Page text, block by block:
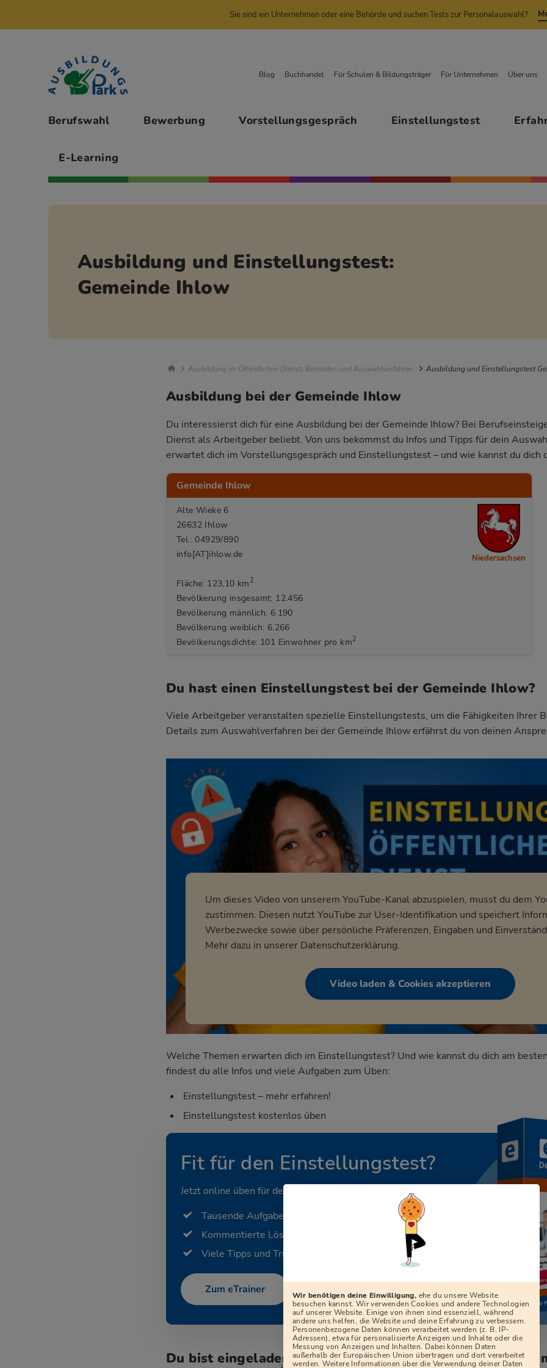
Sie sind ein Unternehmen oder eine Behörde und suchen Tests zur Personalauswahl?
Berufswahl Bewerbung Vorstellungsgespräch Einstellungstest
E-Learning
Blog Buchhandel Für Schulen & Bildungsträger Für Unternehmen Über uns
Ausbildung und Einstellungstest:
Gemeinde Ihlow
Breadcrumb Navigation
Ausbildung im Öffentlichen Dienst: Behörden und Auswahlverfahren Ausbildung und Einstellungstest
Ausbildung bei der Gemeinde Ihlow
Du interessierst dich für eine Ausbildung bei der Gemeinde Ihlow? Bei
Dienst als Arbeitgeber beliebt. Von uns bekommst du Infos und Tipps für dein
erwartet dich im Vorstellungsgespräch und Einstellungstest – und wie kannst du dich
Gemeinde Ihlow
Alte Wieke 6
26632 Ihlow
Tel.: 04929/890
info[AT]ihlow.de
Fläche: 123,10 km 2
Bevölkerung insgesamt: 12.456
Bevölkerung männlich: 6.190
Bevölkerung weiblich: 6.266
Bevölkerungsdichte: 101 Einwohner pro km2
Niedersachsen
Du hast einen Einstellungstest bei der Gemeinde Ihlow?
Viele Arbeitgeber veranstalten spezielle Einstellungstests, um die Fähigkeiten Ihrer
Details zum Auswahlverfahren bei der Gemeinde Ihlowerfährst du von deinen
Um dieses Video von unserem YouTube-Kanal abzuspielen, musst du dem
zustimmen. Diesen nutzt YouTube zur User-Identifikation und speichert
Werbezwecke sowie über persönliche Präferenzen, Eingaben und
Mehr dazu in unserer Datenschutzerklärung.
Video laden & Cookies akzeptieren
Welche Themen erwarten dich im Einstellungstest? Und wie kannst du dich am
findest du alle Infos und viele Aufgaben zum Üben:
Einstellungstest – mehr erfahren!
Einstellungstest kostenlos üben
Fit für den Einstellungstest?
Jetzt online üben für deinen Beruf.
Tausende Aufgaben
Kommentierte Lösungen
Viele Tipps und Tricks
Zum eTrainer
Du bist eingeladen zum Vorstellungsgespräch bei der
Wir benötigen deine Einwilligung, ehe du unsere Website
besuchen kannst. Wir verwenden Cookies und andere Technologien
auf unserer Website. Einige von ihnen sind essenziell, während
andere uns helfen, die Website und deine Erfahrung zu verbessern.
Personenbezogene Daten können verarbeitet werden (z. B. IP-
Adressen), etwa für personalisierte Anzeigen und Inhalte oder die
Messung von Anzeigen und Inhalten. Dabei können Daten
außerhalb der Europäischen Union übertragen und dort verarbeitet
werden. Weitere Informationen über die Verwendung deiner Daten